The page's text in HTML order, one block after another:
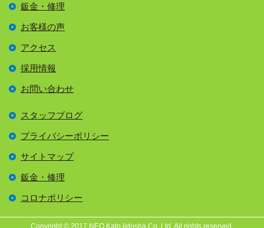
鈑金・修理
お客様の声
アクセス
採用情報
お問い合わせ
スタッフブログ
プライバシーポリシー
サイトマップ
鈑金・修理
コロナポリシー
Copyright © 2017 NEO Kato jidosha Co.,Ltd. All rights reserved.